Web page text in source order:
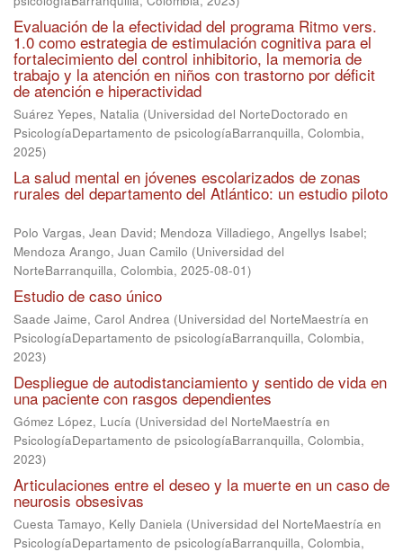
Evaluación de la efectividad del programa Ritmo vers.
1.0 como estrategia de estimulación cognitiva para el
fortalecimiento del control inhibitorio, la memoria de
trabajo y la atención en niños con trastorno por déficit
de atención e hiperactividad
Suárez Yepes, Natalia (Universidad del NorteDoctorado en
PsicologíaDepartamento de psicologíaBarranquilla, Colombia,
2025)
La salud mental en jóvenes escolarizados de zonas
rurales del departamento del Atlántico: un estudio piloto
Polo Vargas, Jean David; Mendoza Villadiego, Angellys Isabel;
Mendoza Arango, Juan Camilo (Universidad del
NorteBarranquilla, Colombia, 2025-08-01)
Estudio de caso único
Saade Jaime, Carol Andrea (Universidad del NorteMaestría en
PsicologíaDepartamento de psicologíaBarranquilla, Colombia,
2023)
Despliegue de autodistanciamiento y sentido de vida en
una paciente con rasgos dependientes
Gómez López, Lucía (Universidad del NorteMaestría en
PsicologíaDepartamento de psicologíaBarranquilla, Colombia,
2023)
Articulaciones entre el deseo y la muerte en un caso de
neurosis obsesivas
Cuesta Tamayo, Kelly Daniela (Universidad del NorteMaestría en
PsicologíaDepartamento de psicologíaBarranquilla, Colombia,